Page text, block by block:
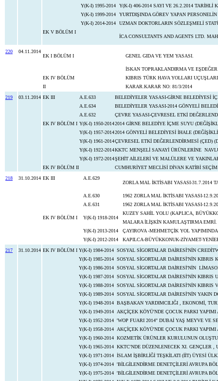
Y(K-I) 1995-2014
Y(K-I) 406-2014 SAYI VE 26.2.2014 TARİHLİ
Y(K-I) 1999-2014
YURTDIŞINDA GÖREV YAPAN
Y(K-I) 2014-2014
UZMAN DOKTORLARIN SÖZLEŞMELİ
EK V BÖLÜM I
İCA CONSULTANTS AND AGENTS
220
04.11.2014
EK I BÖLÜM I
GENEL GIDA VE YEM YASASI.
İSKAN TOPRAKLANDIRMA VE
EK IV BÖLÜM
II
KIBRIS TÜRK HAVA YOLLARI
KARAR.KARAR NO: 81/3/2014
219
03.11.2014 EK III A.E.633
BELEDİYELER YASASI-GİRNE BELEDİYESİ
A.E.634
BELEDİYELER YASASI-2014 GÖNYELİ
A.E.632
ÇEVRE YASASI-ÇEVRESEL ETKİ
EK IV BÖLÜM I Y(K-I) 1950-20142014 GİRNE BELEDİYE İÇME SUYU
Y(K-I) 1957-20142014 GÖNYELİ BELEDİYESİ İHALE
Y(K-I) 1961-2014ÇEVRESEL ETKİ DEĞERLENDİRMESİ (ÇED)
Y(K-I) 1922-2014KKTC MENŞELİ SANAYİ ÜRÜNLERİNE
Y(K-I) 1972-2014ŞEHİT AİLELERİ VE MALÜLERE VE
EK IV BÖLÜM II
CUMHURİYET MECLİSİ DİVAN KATİBİ
218
31.10.2014 EK III
A.E.629
ZORLA MAL İKTİSABI YASASI-
A.E.630
1962 ZORLA MAL İKTİSABI YASASI-
A.E.631
1962 ZORLA MAL İKTİSABI YASASI-
EK IV BÖLÜM I Y(K-I) 1918-2014
KUZEY SAHİL YOLU (KAPLICA,
MALARA İLİŞKİN KAMULAŞTIRMA EMRİ.
Y(K-I) 2013-2014
ÇAYIROVA -MEHMETÇİK YOL
Y(K-I) 2012-2014
KAPILCA-BÜYÜKKONUK-ZİYAMET-
217
31.10.2014 EK IV BÖLÜM I Y(K-I) 1984-2014 SOSYAL SİGORTALAR DAİRESİ'NİN
Y(K-I) 1985-2014 SOSYAL SİGORTALAR DAİRESİ'NİN
Y(K-I) 1986-2014 SOSYAL SİGORTALAR DAİRESİ'NİN
Y(K-I) 1987-2014 SOSYAL SİGORTALAR DAİRESİ'NİN KIBRIS
Y(K-I) 1988-2014 SOSYAL SİGORTALAR DAİRESİ'NİN
Y(K-I) 1989-2014 SOSYAL SİGORTALAR DAİRESİ'NİN YAKIN
Y(K-I) 1948-2014 BAŞBAKAN YARDIMCILIĞI , EKONOMİ,
Y(K-I) 1949-2014
AKÇİÇEK KÖYÜ'NDE ÇOCUK PARKI
Y(K-I) 1952-2014 'WOP FUARI 2014'' DUBAİ YAŞ MEYVE VE
Y(K-I) 1958-2014
AKÇİÇEK KÖYÜ'NDE ÇOCUK PARKI
Y(K-I) 1960-2014 KOZMETİK ÜRÜNLER KURULUNUN
Y(K-I) 1965-2014 KKTC'NDE DÜZENLENECEK XI. GENÇLER
Y(K-I) 1971-2014 İSLAM İŞBİRLİĞİ TEŞKİLATI (İİT) ÜYESİ
Y(K-I) 1974-2014 'BİLGİLENDİRME DENETÇİLERİ AVRUPA
Y(K-I) 1975-2014 'BİLGİLENDİRME DENETÇİLERİ AVRUPA